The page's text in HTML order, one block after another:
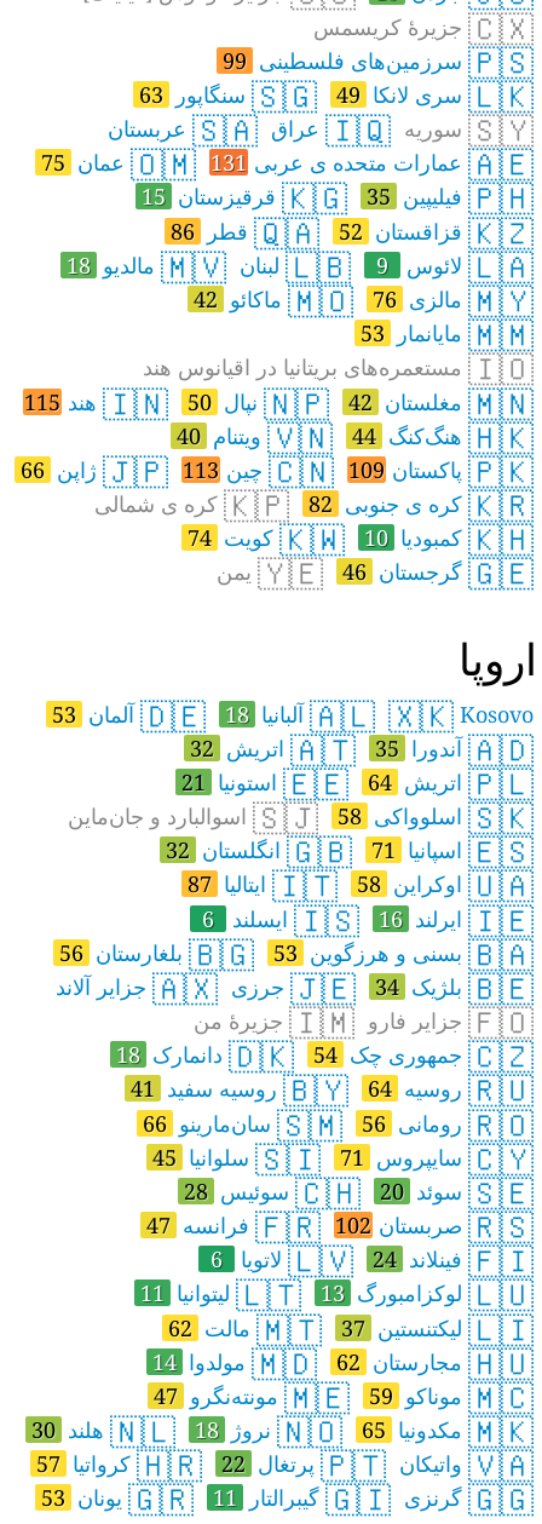
🇨🇽جزیرهٔ کریسمس
🇵🇸سرزمین‌های فلسطینی 99
🇱🇰سری لانکا 49
🇸🇬سنگاپور 63
🇸🇾سوریه 🇮🇶عراق 🇸🇦عربستان
🇦🇪عمارات متحده ی عربی 131
🇴🇲عمان 75
🇵🇭فیلیپین 35
🇰🇬قرقیزستان 15
🇰🇿قزاقستان 52
🇶🇦قطر 86
🇱🇦لائوس 9
🇱🇧لبنان 🇲🇻مالدیو 18
🇲🇾مالزی 76
🇲🇴ماکائو 42
🇲🇲مایانمار 53
🇮🇴مستعمره‌های بریتانیا در اقیانوس هند
🇲🇳مغلستان 42
🇳🇵نپال 50
🇮🇳هند 115
🇭🇰هنگ‌کنگ 44
🇻🇳ویتنام 40
🇵🇰پاکستان 109
🇨🇳چین 113
🇯🇵ژاپن 66
🇰🇷کره ی جنوبی 82
🇰🇵کره ی شمالی
🇰🇭کمبودیا 10
🇰🇼کویت 74
🇬🇪گرجستان 46
🇾🇪یمن
اروپا
🇽🇰 Kosovo
🇦🇱آلبانیا 18
🇩🇪آلمان 53
🇦🇩آندورا 35
🇦🇹اتريش 32
🇵🇱اتریش 64
🇪🇪استونیا 21
🇸🇰اسلوواکی 58
🇸🇯اسوالبارد و جان‌ماین
🇪🇸اسپانیا 71
🇬🇧انگلستان 32
🇺🇦اوکراین 58
🇮🇹ایتالیا 87
🇮🇪ایرلند 16
🇮🇸ایسلند 6
🇧🇦بسنی و هرزگوین 53
🇧🇬بلغارستان 56
🇧🇪بلژیک 34
🇯🇪جرزی 🇦🇽جزایر آلاند
🇫🇴جزایر فارو 🇮🇲جزیرهٔ من
🇨🇿جمهوری چک 54
🇩🇰دانمارک 18
🇷🇺روسیه 64
🇧🇾روسیه‌ سفید 41
🇷🇴رومانی 56
🇸🇲سان‌مارینو 66
🇨🇾سایپروس 71
🇸🇮سلوانیا 45
🇸🇪سوئد 20
🇨🇭سوئیس 28
🇷🇸صربستان 102
🇫🇷فرانسه 47
🇫🇮فینلاند 24
🇱🇻لاتویا 6
🇱🇺لوکزامبورگ 13
🇱🇹لیتوانیا 11
🇱🇮لیکتنستین 37
🇲🇹مالت 62
🇭🇺مجارستان 62
🇲🇩مولدوا 14
🇲🇨موناکو 59
🇲🇪مونته‌نگرو 47
🇲🇰مکدونیا 65
🇳🇴نروژ 18
🇳🇱هلند 30
🇻🇦واتیکان 🇵🇹پرتغال 22
🇭🇷کرواتیا 57
🇬🇬گرنزی 🇬🇮گیبرالتار 11
🇬🇷یونان 53